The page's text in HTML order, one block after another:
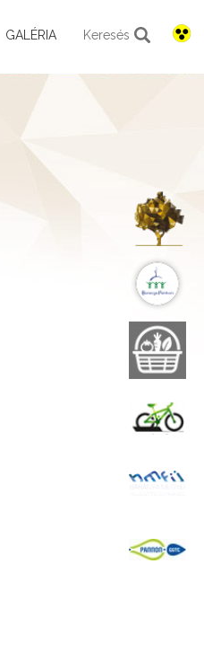
GALÉRIA Keresés